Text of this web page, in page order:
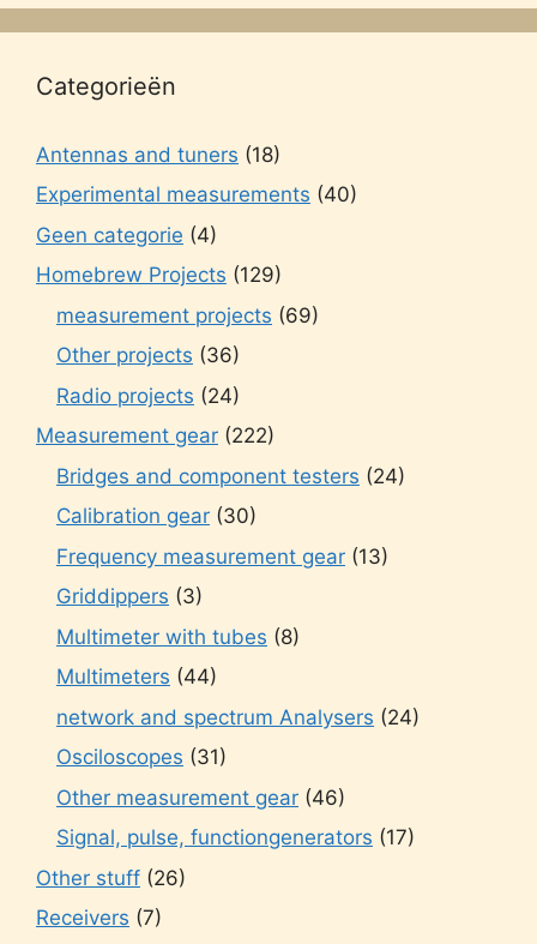
Categorieën
Antennas and tuners (18)
Experimental measurements (40)
Geen categorie (4)
Homebrew Projects (129)
measurement projects (69)
Other projects (36)
Radio projects (24)
Measurement gear (222)
Bridges and component testers (24)
Calibration gear (30)
Frequency measurement gear (13)
Griddippers (3)
Multimeter with tubes (8)
Multimeters (44)
network and spectrum Analysers (24)
Osciloscopes (31)
Other measurement gear (46)
Signal, pulse, functiongenerators (17)
Other stuff (26)
Receivers (7)